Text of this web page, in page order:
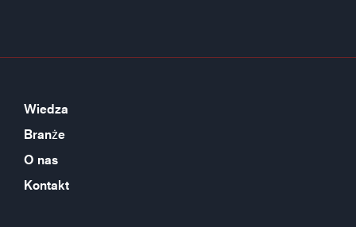
Wiedza
Branże
O nas
Kontakt